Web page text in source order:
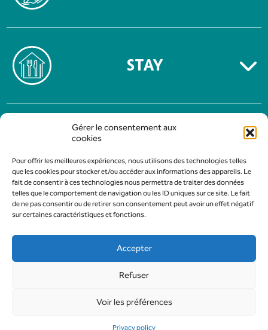
Gérer le consentement aux
cookies
Pour offrir les meilleures expériences, nous utilisons des technologies telles
que les cookies pour stocker et/ou accéder aux informations des appareils. Le
fait de consentir à ces technologies nous permettra de traiter des données
telles que le comportement de navigation ou les ID uniques sur ce site. Le fait
de ne pas consentir ou de retirer son consentement peut avoir un effet négatif
sur certaines caractéristiques et fonctions.
Accepter
Refuser
Voir les préférences
Privacy policy
STAY
TERMS OF USE
PRIVACY POLICY
Design & Development :
All rights reserved to Gévaudan Authentique Tourist and Trade Office